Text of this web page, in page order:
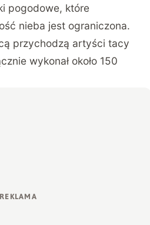
pogodowe, które
nieba jest ograniczona.
przychodzą artyści tacy
wykonał około 150